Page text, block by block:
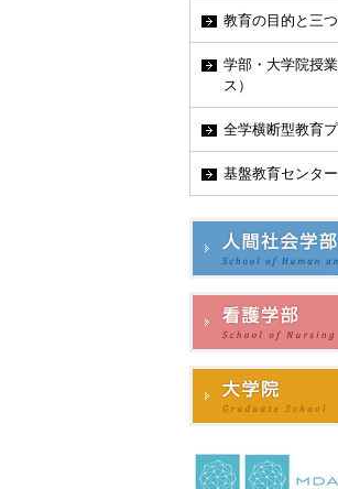
教育の目的と三
学部・大学院授
ス）
全学横断型教育
基盤教育センター